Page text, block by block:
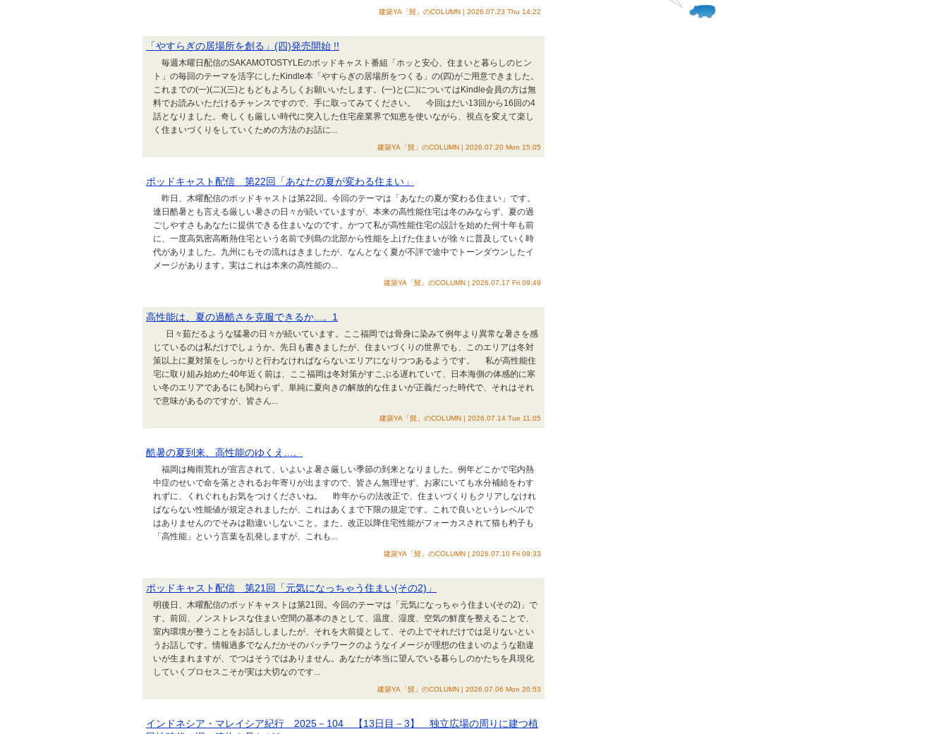
建築YA「髭」のCOLUMN | 2026.07.23 Thu 14:22
「やすらぎの居場所を創る」(四)発売開始 !!
毎週木曜日配信のSAKAMOTOSTYLEのポッドキャスト番組「ホッと安心、住まいと暮らしのヒン
ト」の毎回のテーマを活字にしたKindle本「やすらぎの居場所をつくる」の(四)がご用意できました。
これまでの(一)(二)(三)ともどもよろしくお願いいたします。(一)と(二)についてはKindle会員の方は無
料でお読みいただけるチャンスですので、手に取ってみてください。 今回はだい13回から16回の4
話となりました。奇しくも厳しい時代に突入した住宅産業界で知恵を使いながら、視点を変えて楽し
く住まいづくりをしていくための方法のお話に...
建築YA「髭」のCOLUMN | 2026.07.20 Mon 15:05
ポッドキャスト配信 第22回「あなたの夏が変わる住まい」
昨日、木曜配信のポッドキャストは第22回。今回のテーマは「あなたの夏が変わる住まい」です。
連日酷暑とも言える厳しい暑さの日々が続いていますが、本来の高性能住宅は冬のみならず、夏の過
ごしやすさもあなたに提供できる住まいなのです。かつて私が高性能住宅の設計を始めた何十年も前
に、一度高気密高断熱住宅という名前で列島の北部から性能を上げた住まいが徐々に普及していく時
代がありました。九州にもその流れはきましたが、なんとなく夏が不評で途中でトーンダウンしたイ
メージがあります。実はこれは本来の高性能の...
建築YA「髭」のCOLUMN | 2026.07.17 Fri 09:49
高性能は、夏の過酷さを克服できるか...。1
日々茹だるような猛暑の日々が続いています。ここ福岡では骨身に染みて例年より異常な暑さを感
じているのは私だけでしょうか。先日も書きましたが、住まいづくりの世界でも、このエリアは冬対
策以上に夏対策をしっかりと行わなければならないエリアになりつつあるようです。 私が高性能住
宅に取り組み始めた40年近く前は、ここ福岡は冬対策がすこぶる遅れていて、日本海側の体感的に寒
い冬のエリアであるにも関わらず、単純に夏向きの解放的な住まいが正義だった時代で、それはそれ
で意味があるのですが、皆さん...
建築YA「髭」のCOLUMN | 2026.07.14 Tue 11:05
酷暑の夏到来、高性能のゆくえ...。
福岡は梅雨荒れが宣言されて、いよいよ暑さ厳しい季節の到来となりました。例年どこかで宅内熱
中症のせいで命を落とされるお年寄りが出ますので、皆さん無理せず、お家にいても水分補給をわす
れずに、くれぐれもお気をつけくださいね。 昨年からの法改正で、住まいづくりもクリアしなけれ
ばならない性能値が規定されましたが、これはあくまで下限の規定です。これで良いというレベルで
はありませんのでそみは勘違いしないこと。また、改正以降住宅性能がフォーカスされて猫も杓子も
「高性能」という言葉を乱発しますが、これも...
建築YA「髭」のCOLUMN | 2026.07.10 Fri 09:33
ポッドキャスト配信 第21回「元気になっちゃう住まい(その2)」
明後日、木曜配信のポッドキャストは第21回。今回のテーマは「元気になっちゃう住まい(その2)」で
す。前回、ノンストレスな住まい空間の基本のきとして、温度、湿度、空気の鮮度を整えることで、
室内環境が整うことをお話ししましたが、それを大前提として、その上でそれだけでは足りないとい
うお話しです。情報過多でなんだかそのパッチワークのようなイメージが理想の住まいのような勘違
いが生まれますが、でつはそうではありません。あなたが本当に望んでいる暮らしのかたちを具現化
していくプロセスこそが実は大切なのです...
建築YA「髭」のCOLUMN | 2026.07.06 Mon 20:53
インドネシア・マレイシア紀行 2025－104 【13日目－3】 独立広場の周りに建つ植